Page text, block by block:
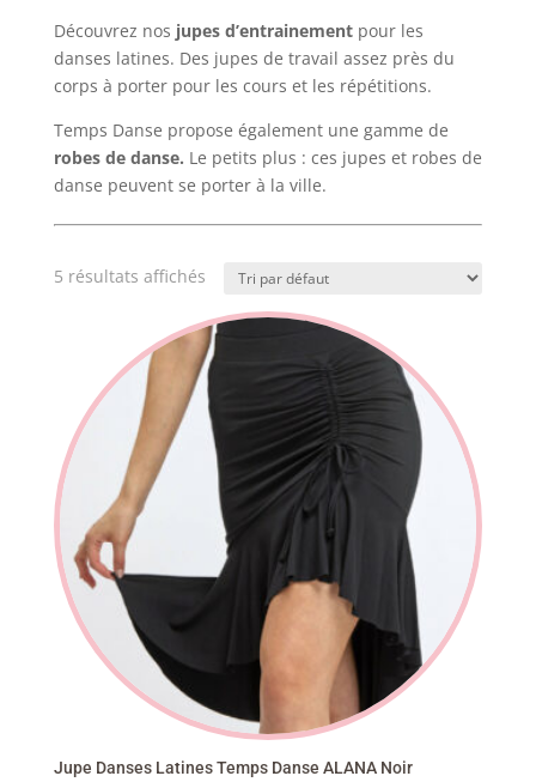
Découvrez nos jupes d’entrainementpour les
danses latines. Des jupes de travail assez près du
corps à porter pour les cours et les répétitions.
Temps Danse propose également une gamme de
robes de danse. Le petits plus : ces jupes et robes de
danse peuvent se porter à la ville.
5 résultats affichés
Jupe Danses Latines Temps Danse ALANA Noir